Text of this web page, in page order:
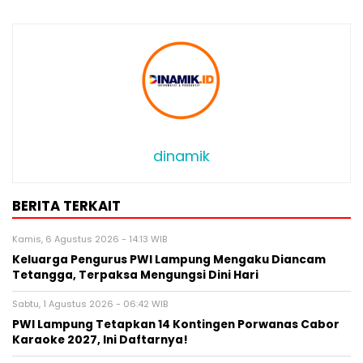
dinamik
BERITA TERKAIT
Kamis, 6 Agustus 2026 - 14:13 WIB
Keluarga Pengurus PWI Lampung Mengaku Diancam
Tetangga, Terpaksa Mengungsi Dini Hari
Sabtu, 1 Agustus 2026 - 06:42 WIB
PWI Lampung Tetapkan 14 Kontingen Porwanas Cabor
Karaoke 2027, Ini Daftarnya!